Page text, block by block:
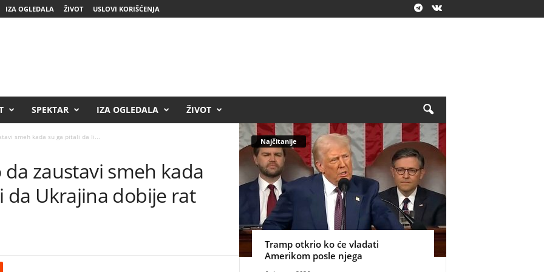
IZA OGLEDALA ŽIVOT USLOVI KORIŠĆENJA
SPEKTAR IZA OGLEDALA ŽIVOT
smeh kada su ga pitali da li...
zaustavi smeh kada
da Ukrajina dobije rat
Najčitanije
Tramp otkrio ko će vladati
Amerikom posle njega